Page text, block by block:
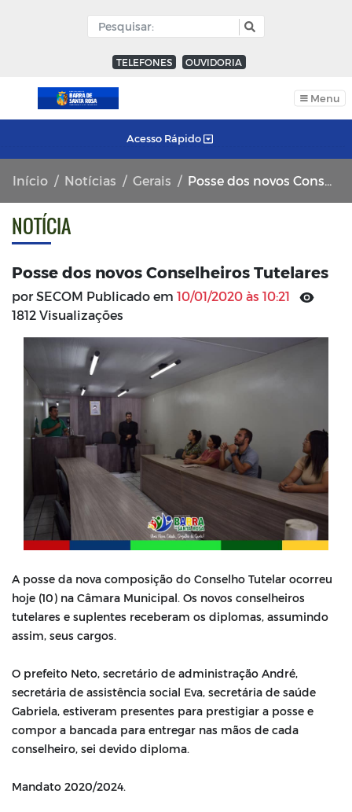
TELEFONES OUVIDORIA
Menu
Acesso Rápido
Início Notícias Gerais Posse dos novos Conselheiros Tutelares
NOTÍCIA
Posse dos novos Conselheiros Tutelares
por SECOM Publicado em 10/01/2020 às 10:21
1812 Visualizações
A posse da nova composição do Conselho Tutelar ocorreu
hoje (10) na Câmara Municipal. Os novos conselheiros
tutelares e suplentes receberam os diplomas, assumindo
assim, seus cargos.
O prefeito Neto, secretário de administração André,
secretária de assistência social Eva, secretária de saúde
Gabriela, estiveram presentes para prestigiar a posse e
compor a bancada para entregar nas mãos de cada
conselheiro, sei devido diploma.
Mandato 2020/2024.